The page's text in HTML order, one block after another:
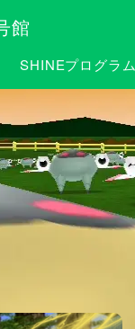
館
SHINEプログラム